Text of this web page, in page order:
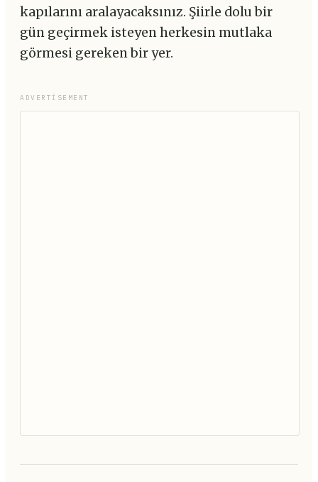
kapılarını aralayacaksınız. Şiirle dolu bir
gün geçirmek isteyen herkesin mutlaka
görmesi gereken bir yer.
ADVERTISEMENT